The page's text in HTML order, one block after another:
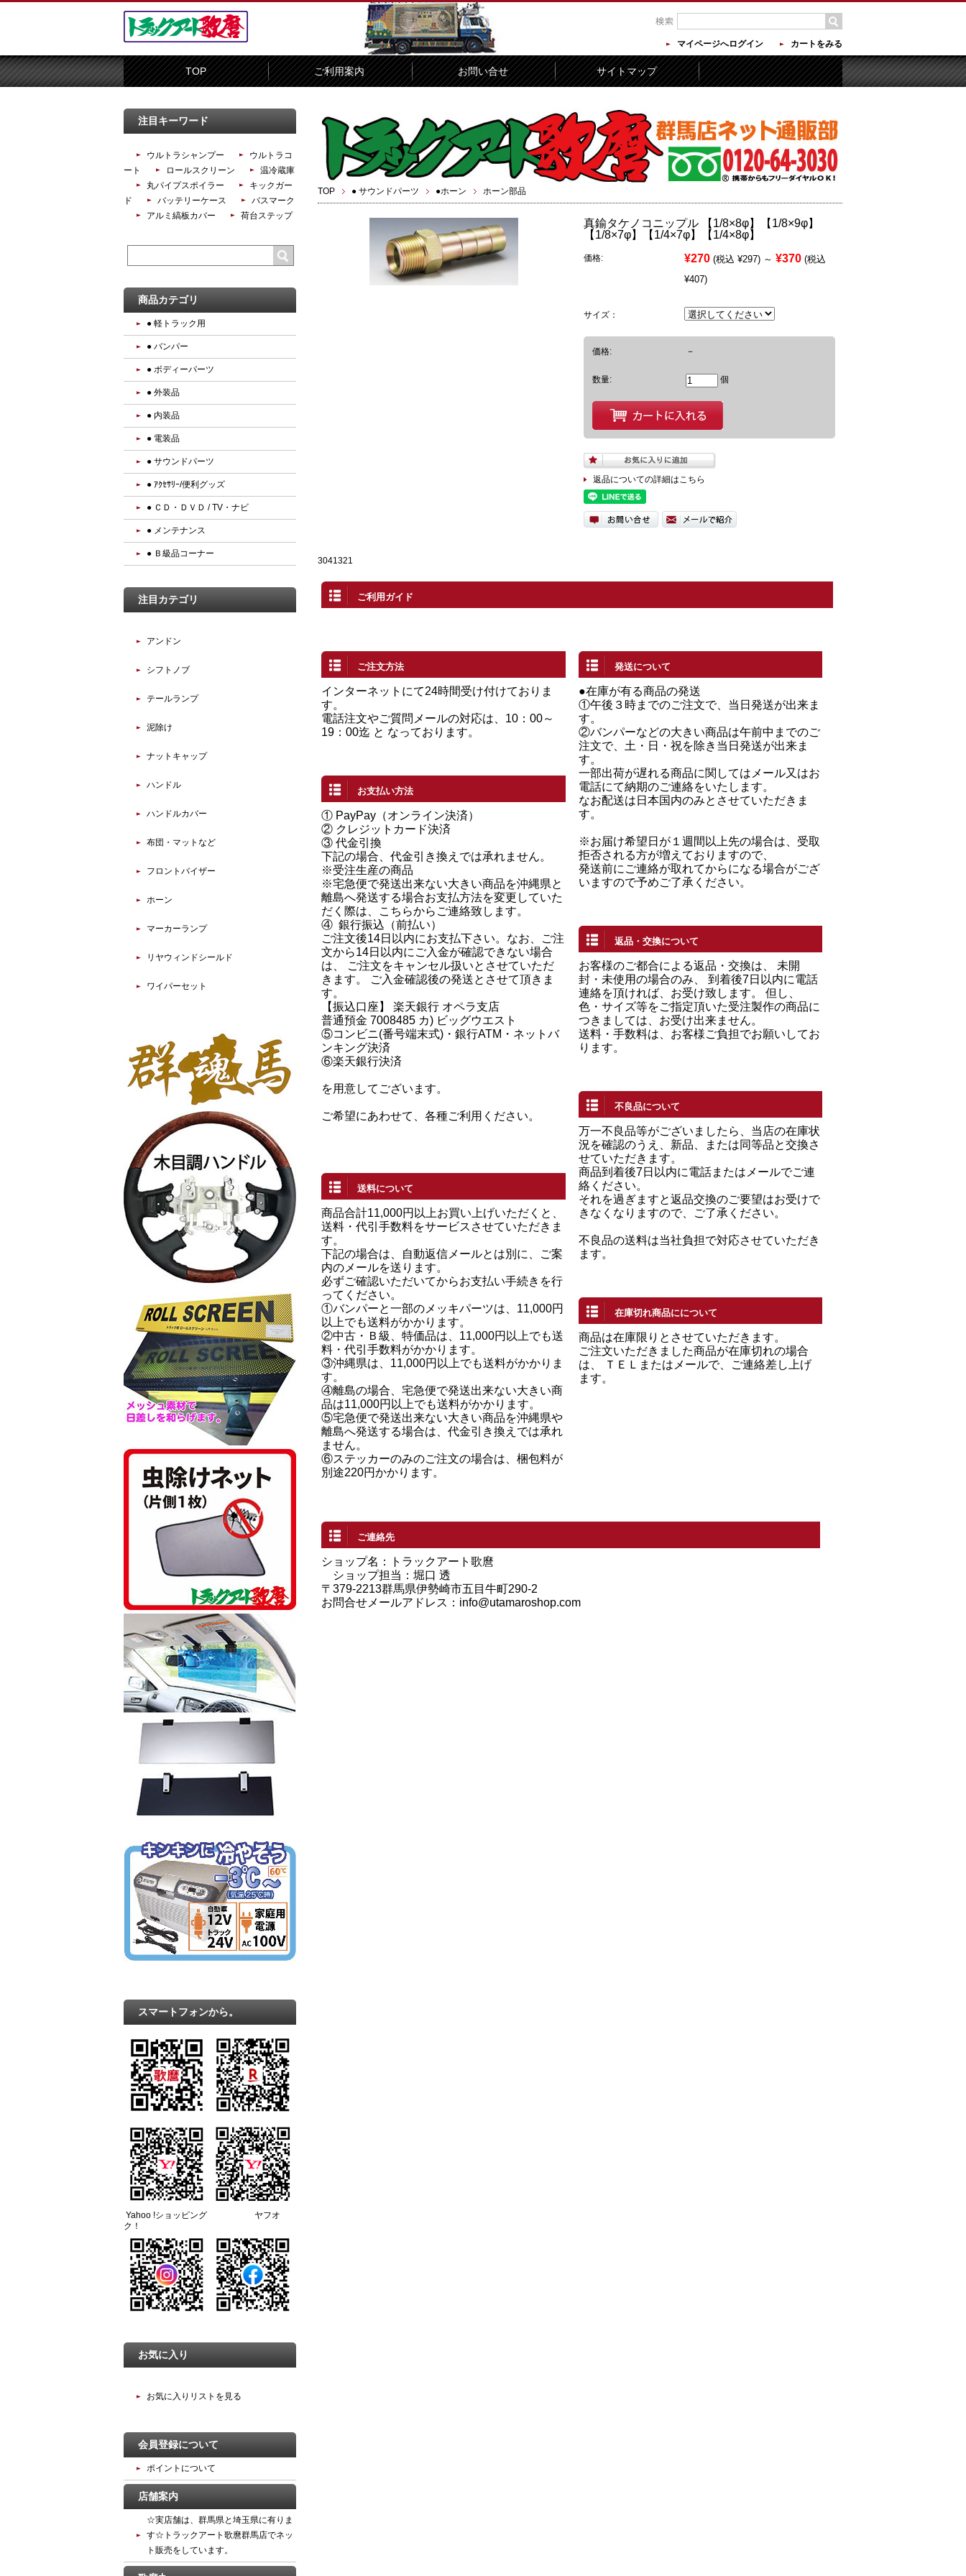
マイページへログイン カートをみる
TOP ご利用案内 お問い合せ サイトマップ
TOP ● サウンドパーツ ●ホーン ホーン部品
真鍮タケノコニップル 【1/8×8φ】【1/8×9φ】
【1/8×7φ】【1/4×7φ】【1/4×8φ】
価格: ¥270 (税込 ¥297) ～ ¥370 (税込
¥407)
サイズ：
価格: －
数量: 個
返品についての詳細はこちら
3041321
ご利用ガイド
ご注文方法
インターネットにて24時間受け付けておりま
す。
電話注文やご質問メールの対応は、10：00～
19：00迄 と なっております。
お支払い方法
① PayPay（オンライン決済）
② クレジットカード決済
③ 代金引換
下記の場合、代金引き換えでは承れません。
※受注生産の商品
※宅急便で発送出来ない大きい商品を沖縄県と
離島へ発送する場合お支払方法を変更していた
だく際は、こちらからご連絡致します。
④ 銀行振込（前払い）
ご注文後14日以内にお支払下さい。なお、ご注
文から14日以内にご入金が確認できない場合
は、 ご注文をキャンセル扱いとさせていただ
きます。 ご入金確認後の発送とさせて頂きま
す。
【振込口座】 楽天銀行 オペラ支店
普通預金 7008485 カ) ビッグウエスト
⑤コンビニ(番号端末式)・銀行ATM・ネットバ
ンキング決済
⑥楽天銀行決済
を用意してございます。
ご希望にあわせて、各種ご利用ください。
送料について
商品合計11,000円以上お買い上げいただくと、
送料・代引手数料をサービスさせていただきま
す。
下記の場合は、自動返信メールとは別に、ご案
内のメールを送ります。
必ずご確認いただいてからお支払い手続きを行
ってください。
①バンパーと一部のメッキパーツは、11,000円
以上でも送料がかかります。
②中古・Ｂ級、特価品は、11,000円以上でも送
料・代引手数料がかかります。
③沖縄県は、11,000円以上でも送料がかかりま
す。
④離島の場合、宅急便で発送出来ない大きい商
品は11,000円以上でも送料がかかります。
⑤宅急便で発送出来ない大きい商品を沖縄県や
離島へ発送する場合は、代金引き換えでは承れ
ません。
⑥ステッカーのみのご注文の場合は、梱包料が
別途220円かかります。
発送について
●在庫が有る商品の発送
①午後３時までのご注文で、当日発送が出来ま
す。
②バンパーなどの大きい商品は午前中までのご
注文で、土・日・祝を除き当日発送が出来ま
す。
一部出荷が遅れる商品に関してはメール又はお
電話にて納期のご連絡をいたします。
なお配送は日本国内のみとさせていただきま
す。
※お届け希望日が１週間以上先の場合は、受取
拒否される方が増えておりますので、
発送前にご連絡が取れてからになる場合がござ
いますので予めご了承ください。
返品・交換について
お客様のご都合による返品・交換は、 未開
封・未使用の場合のみ、 到着後7日以内に電話
連絡を頂ければ、お受け致します。 但し、
色・サイズ等をご指定頂いた受注製作の商品に
つきましては、お受け出来ません。
送料・手数料は、お客様ご負担でお願いしてお
ります。
不良品について
万一不良品等がございましたら、当店の在庫状
況を確認のうえ、新品、または同等品と交換さ
せていただきます。
商品到着後7日以内に電話またはメールでご連
絡ください。
それを過ぎますと返品交換のご要望はお受けで
きなくなりますので、ご了承ください。
不良品の送料は当社負担で対応させていただき
ます。
在庫切れ商品にについて
商品は在庫限りとさせていただきます。
ご注文いただきました商品が在庫切れの場合
は、 ＴＥＬまたはメールで、ご連絡差し上げ
ます。
ご連絡先
ショップ名：トラックアート歌麿
ショップ担当：堀口 透
〒379-2213群馬県伊勢崎市五目牛町290-2
お問合せメールアドレス： info@utamaroshop.com
注目キーワード
ウルトラシャンプー
ウルトラコ
ート
ロールスクリーン
温冷蔵庫
丸パイプスポイラー
キックガー
ド
バッテリーケース
バスマーク
アルミ縞板カバー
荷台ステップ
商品カテゴリ
● 軽トラック用
● バンパー
● ボディーパーツ
● 外装品
● 内装品
● 電装品
● サウンドパーツ
● ｱｸｾｻﾘｰ/便利グッズ
● ＣＤ・ＤＶＤ / TV・ナビ
● メンテナンス
● Ｂ級品コーナー
注目カテゴリ
アンドン
シフトノブ
テールランプ
泥除け
ナットキャップ
ハンドル
ハンドルカバー
布団・マットなど
フロントバイザー
ホーン
マーカーランプ
リヤウィンドシールド
ワイパーセット
スマートフォンから。
Yahoo !ショッピング ヤフオ
ク！
お気に入り
お気に入りリストを見る
会員登録について
ポイントについて
店舗案内
☆実店舗は、群馬県と埼玉県に有りま
す☆トラックアート歌麿群馬店でネッ
ト販売をしています。